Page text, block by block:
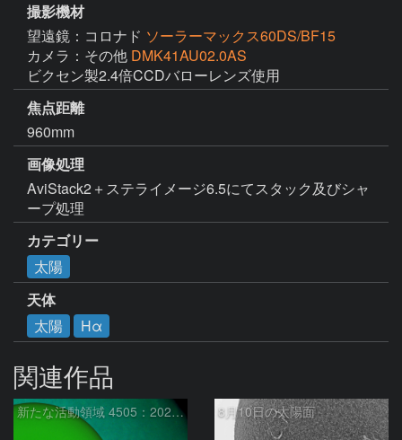
撮影機材
望遠鏡：コロナド ソーラーマックス60DS/BF15
カメラ：その他 DMK41AU02.0AS
ビクセン製2.4倍CCDバローレンズ使用
焦点距離
960mm
画像処理
AviStack2＋ステライメージ6.5にてスタック及びシャ
ープ処理
カテゴリー
太陽
天体
太陽
Hα
関連作品
新たな活動領域 4505：2026/08/10 8月10日の太陽面